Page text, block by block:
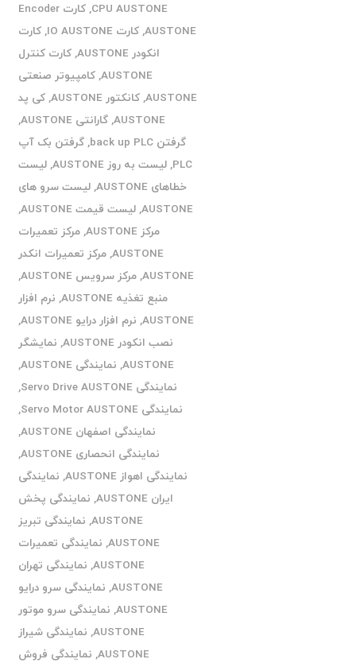
CPU AUSTONE
,
کارت Encoder
AUSTONE
,کارت IO AUSTONE ,کارت
انکودر AUSTONE
,کارت کنترل
AUSTONE
,کامپیوتر صنعتی
AUSTONE
,کانکتور AUSTONE ,کی پد
AUSTONE
,گارانتی AUSTONE
,
گرفتن back up PLC
,گرفتن بک آپ
PLC
,لیست به روز AUSTONE ,لیست
خطاهای AUSTONE
,لیست سرو های
AUSTONE
,لیست قیمت AUSTONE
,
مرکز AUSTONE
,مرکز تعمیرات
AUSTONE
,مرکز تعمیرات انکدر
AUSTONE
,مرکز سرویس AUSTONE
,
منبع تغذیه AUSTONE
, نرم افزار
AUSTONE
, نرم افزار درایو AUSTONE
,
نصب انکودر AUSTONE
, نمایشگر
AUSTONE
, نمایندگی AUSTONE
,
نمایندگی Servo Drive AUSTONE
,
نمایندگی Servo Motor AUSTONE
,
نمایندگی اصفهان AUSTONE
,
نمایندگی انحصاری AUSTONE
,
نمایندگی اهواز AUSTONE
, نمایندگی
ایران AUSTONE
, نمایندگی پخش
AUSTONE
, نمایندگی تبریز
AUSTONE
, نمایندگی تعمیرات
AUSTONE
, نمایندگی تهران
AUSTONE
, نمایندگی سرو درایو
AUSTONE
, نمایندگی سرو موتور
AUSTONE
, نمایندگی شیراز
AUSTONE
, نمایندگی فروش